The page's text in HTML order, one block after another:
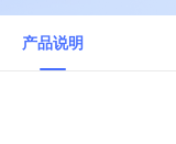
产品说明